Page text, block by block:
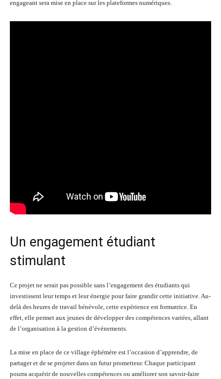
engageant sera mise en place sur les plateformes numériques.
Un engagement étudiant
stimulant
Ce projet ne serait pas possible sans l’engagement des étudiants qui
investissent leur temps et leur énergie pour faire grandir cette initiative. Au-
delà des heures de travail bénévole, cette expérience est formatrice. En
effet, elle permet aux jeunes de développer des compétences variées, allant
de l’organisation à la gestion d’événements.
La mise en place de ce village éphémère est l’occasion d’apprendre, de
partager et de se projeter dans un futur prometteur. Chaque participant
pourra acquérir de nouvelles compétences ou améliorer son savoir-faire